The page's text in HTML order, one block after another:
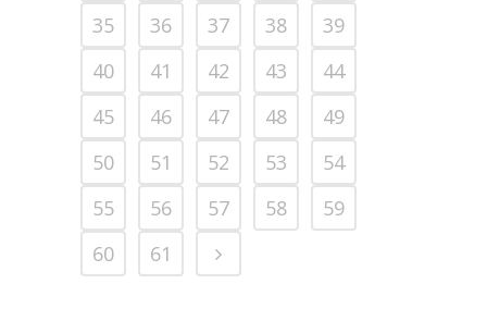
35
36 37 38
39
40
41 42 43
44
45
46 47 48
49
50
51 52 53
54
55
56 57 58
59
60
61